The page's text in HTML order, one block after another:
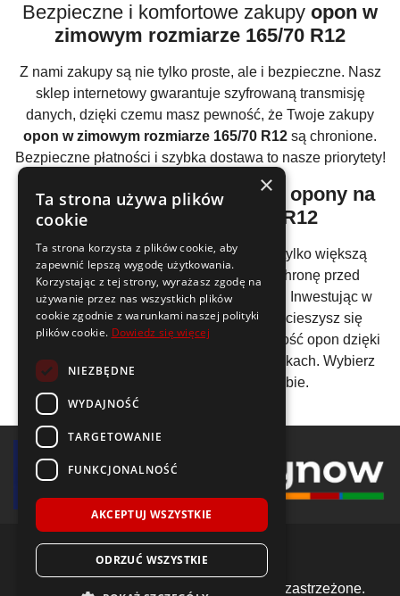
Bezpieczne i komfortowe zakupy opon w
zimowym rozmiarze 165/70 R12
Z nami zakupy są nie tylko proste, ale i bezpieczne. Nasz
sklep internetowy gwarantuje szyfrowaną transmisję
danych, dzięki czemu masz pewność, że Twoje zakupy
opon w zimowym rozmiarze 165/70 R12 są chronione.
Bezpieczne płatności i szybka dostawa to nasze priorytety!
Dlaczego warto inwestować w opony na
sezon zimowy 165/70 R12
Zamiana opon na zimowe oznacza nie tylko większą
kontrolę nad pojazdem, ale również ochronę przed
nieoczekiwanymi sytuacjami drogowymi. Inwestując w
opony na sezon zimowy 165/70 R12
, cieszysz się
pewnością na drodze i wydłużasz żywotność opon dzięki
ich zastosowaniu w odpowiednich warunkach. Wybierz
mądrze dla swojej rodziny i siebie.
© 2018-2026 Voida.pl. Wszelkie prawa zastrzeżone.
×
Ta strona używa plików
cookie
Ta strona korzysta z plików cookie, aby
zapewnić lepszą wygodę użytkowania.
Korzystając z tej strony, wyrażasz zgodę na
używanie przez nas wszystkich plików
cookie zgodnie z warunkami naszej polityki
plików cookie. Dowiedz się więcej
NIEZBĘDNE
WYDAJNOŚĆ
TARGETOWANIE
FUNKCJONALNOŚĆ
AKCEPTUJ WSZYSTKIE
ODRZUĆ WSZYSTKIE